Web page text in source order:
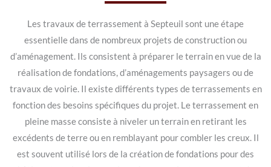
Les travaux de terrassement à Septeuil sont une étape
essentielle dans de nombreux projets de construction ou
d’aménagement. Ils consistent à préparer le terrain en vue de la
réalisation de fondations, d’aménagements paysagers ou de
travaux de voirie. Il existe différents types de terrassements en
fonction des besoins spécifiques du projet. Le terrassement en
pleine masse consiste à niveler un terrain en retirant les
excédents de terre ou en remblayant pour combler les creux. Il
est souvent utilisé lors de la création de fondations pour des